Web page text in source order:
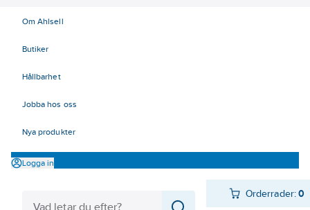
Om Ahlsell
Butiker
Hållbarhet
Jobba hos oss
Nya produkter
Logga in
Orderrader:0